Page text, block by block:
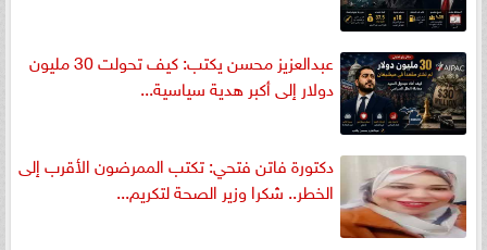
عبدالعزيز محسن يكتب: كيف تحولت 30 مليون
دولار إلى أكبر هدية سياسية...
دكتورة فاتن فتحي: تكتب الممرضون الأقرب إلى
الخطر.. شكرا وزير الصحة لتكريم...